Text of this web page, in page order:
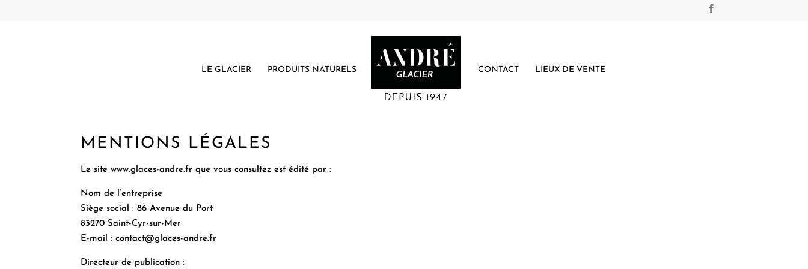
LE GLACIER PRODUITS NATURELS CONTACT LIEUX DE VENTE
MENTIONS LÉGALES
Le site www.glaces-andre.fr que vous consultez est édité par :
Nom de l’entreprise
Siège social : 86 Avenue du Port
83270 Saint-Cyr-sur-Mer
E-mail : contact@glaces-andre.fr
Directeur de publication :